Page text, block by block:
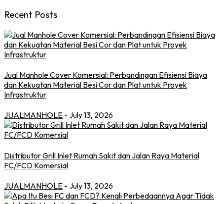
Recent Posts
Jual Manhole Cover Komersial: Perbandingan Efisiensi Biaya
dan Kekuatan Material Besi Cor dan Plat untuk Proyek
Infrastruktur
JUALMANHOLE - July 13, 2026
Distributor Grill Inlet Rumah Sakit dan Jalan Raya Material
FC/FCD Komersial
JUALMANHOLE - July 13, 2026